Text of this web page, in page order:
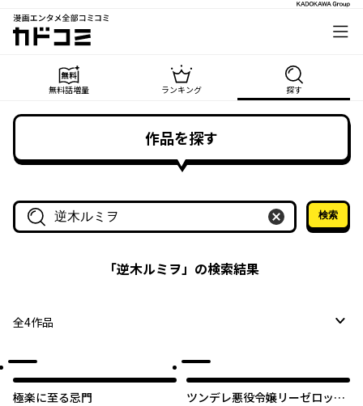
漫画エンタメ全部コミコミ
カドコミ
無料話増量 ランキング 探す
作品を探す
作品名・作家名で探す
検索
「逆木ルミヲ」の検索結果
全4作品
極楽に至る忌門
ツンデレ悪役令嬢リーゼロッテ